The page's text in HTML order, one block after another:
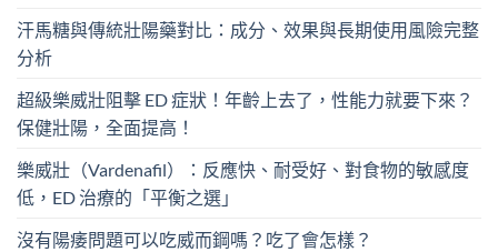
汗馬糖與傳統壯陽藥對比：成分、效果與長期使用風險完整
分析
超級樂威壯阻擊 ED 症狀！年齡上去了，性能力就要下來？
保健壯陽，全面提高！
樂威壯（Vardenafil）：反應快、耐受好、對食物的敏感度
低，ED 治療的「平衡之選」
沒有陽痿問題可以吃威而鋼嗎？吃了會怎樣？